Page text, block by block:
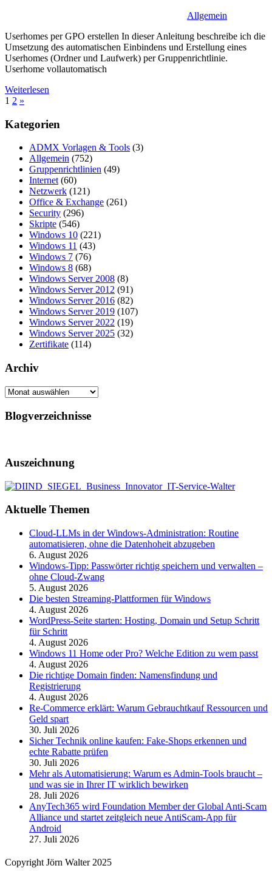
Allgemein
Userhomes per GPO erstellen In dieser Anleitung beschreibe ich die
Umsetzung des automatischen Einbindens und Erstellung eines
Userhomes (Ordner und Laufwerk) per Gruppenrichtlinie.
Userhome vollautomatisch
Weiterlesen
Seitennummerierung
der
Beiträge
1 2 Nächste
»
Kategorien
ADMX Vorlagen & Tools (3)
Allgemein (752)
Gruppenrichtlinien (49)
Internet (60)
Netzwerk (121)
Office & Exchange (261)
Security (296)
Skripte (546)
Windows 10 (221)
Windows 11 (43)
Windows 7 (76)
Windows 8 (68)
Windows Server 2008 (8)
Windows Server 2012 (91)
Windows Server 2016 (82)
Windows Server 2019 (107)
Windows Server 2022 (19)
Windows Server 2025 (32)
Zertifikate (114)
Archiv
Archiv
Blogverzeichnisse
Auszeichnung
Aktuelle Themen
Cloud-LLMs in der Windows-Administration: Routine
automatisieren, ohne die Datenhoheit abzugeben
6. August 2026
Windows-Tipp: Passwörter richtig speichern und verwalten –
ohne Cloud-Zwang
5. August 2026
Die besten Streaming-Plattformen für Windows
4. August 2026
WordPress-Seite starten: Hosting, Domain und Setup Schritt
für Schritt
4. August 2026
Windows 11 Home oder Pro? Welche Edition zu wem passt
4. August 2026
Die richtige Domain finden: Namensfindung und
Registrierung
4. August 2026
Re-Commerce erklärt: Warum Gebrauchtkauf Ressourcen und
Geld spart
30. Juli 2026
Sicher Technik online kaufen: Fake-Shops erkennen und
echte Rabatte prüfen
30. Juli 2026
Mehr als Automatisierung: Warum es Admin-Tools braucht –
und was sie in Ihrer IT wirklich bewirken
28. Juli 2026
AnyTech365 wird Foundation Member der Global Anti-Scam
Alliance und startet zeitgleich neue AntiScam-App für
Android
27. Juli 2026
Copyright Jörn Walter 2025